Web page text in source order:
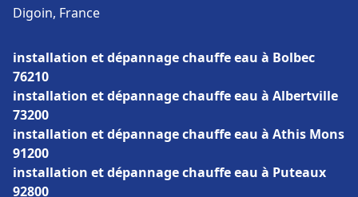
Digoin, France
installation et dépannage chauffe eau à Bolbec
76210
installation et dépannage chauffe eau à Albertville
73200
installation et dépannage chauffe eau à Athis Mons
91200
installation et dépannage chauffe eau à Puteaux
92800